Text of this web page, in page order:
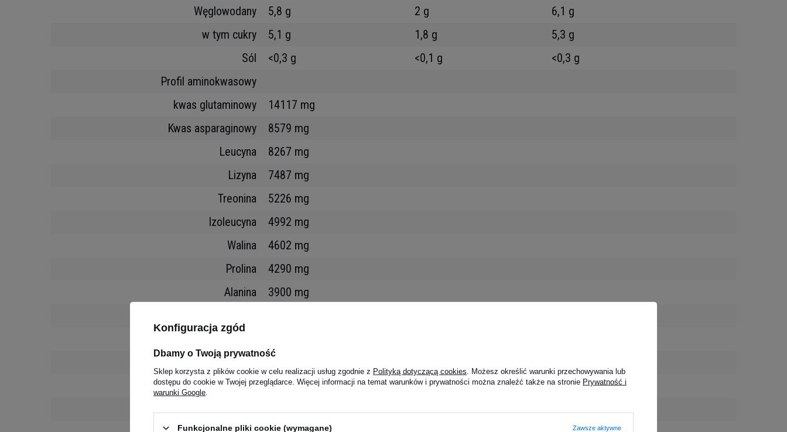
Węglowodany
5,8 g 2 g
6,1 g
w tym cukry
5,1 g 1,8 g
5,3 g
Sól
<0,3 g <0,1 g
<0,3 g
Profil aminokwasowy
kwas glutaminowy
14117 mg
Kwas asparaginowy
8579 mg
Leucyna
8267 mg
Lizyna
7487 mg
Treonina
5226 mg
Izoleucyna
4992 mg
Walina
4602 mg
Prolina
4290 mg
Alanina
3900 mg
Tyrozyna
Cysteina
1716 mg
Konfiguracja zgód
Dbamy o Twoją prywatność
Sklep korzysta z plików cookie w celu realizacji usług zgodnie z Polityką dotyczącą cookies . Możesz określić warunki przechowywania lub
dostępu do cookie w Twojej przeglądarce. Więcej informacji na temat warunków i prywatności można znaleźć także na stronie Prywatność i
warunki Google
Funkcjonalne pliki cookie (wymagane) Zawsze aktywne